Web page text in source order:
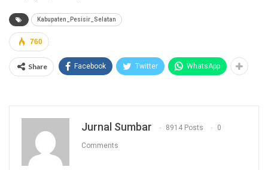
Kabupaten_Pesisir_Selatan
760
Share Facebook Twitter WhatsApp
Jurnal Sumbar 8914 Posts 0
Comments